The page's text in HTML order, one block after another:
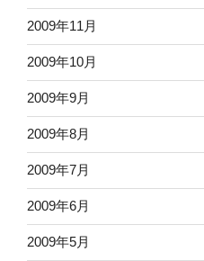
2009年11月
2009年10月
2009年9月
2009年8月
2009年7月
2009年6月
2009年5月